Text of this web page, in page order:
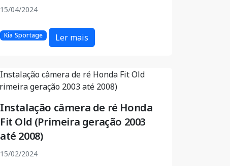
15/04/2024
Kia Sportage Ler mais
Instalação câmera de ré Honda
Fit Old (Primeira geração 2003
até 2008)
15/02/2024